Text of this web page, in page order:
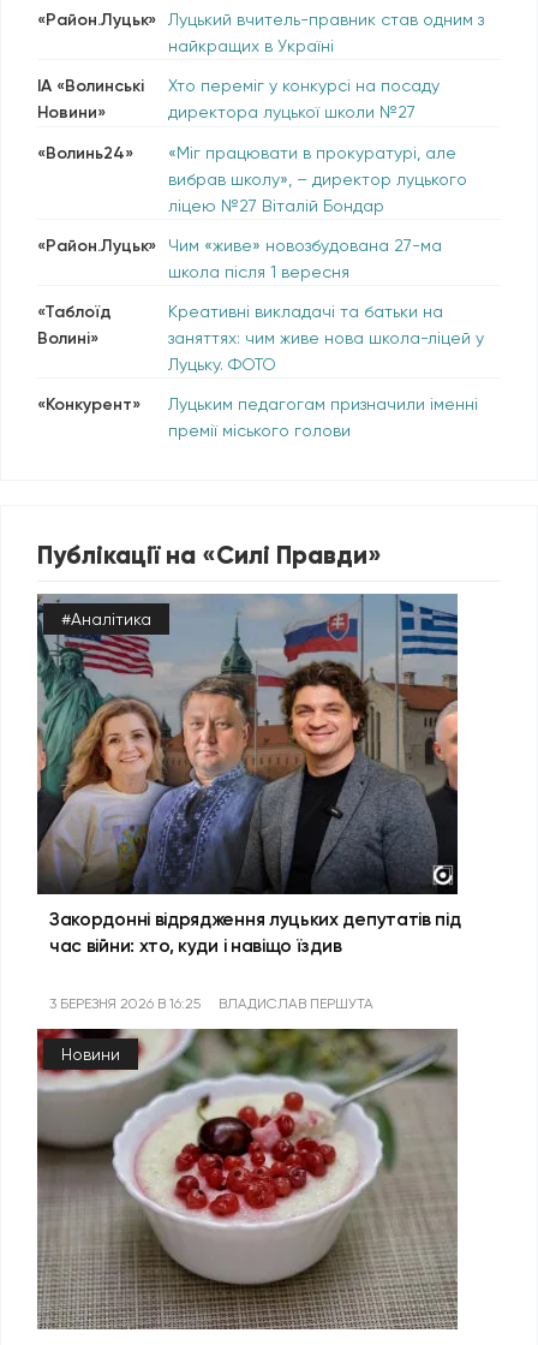
«Район.Луцьк»
Луцький вчитель-правник став одним з
найкращих в Україні
ІА «Волинські
Новини»
Хто переміг у конкурсі на посаду
директора луцької школи №27
«Волинь24»
«Міг працювати в прокуратурі, але
вибрав школу», – директор луцького
ліцею №27 Віталій Бондар
«Район.Луцьк»
Чим «живе» новозбудована 27-ма
школа після 1 вересня
«Таблоїд
Волині»
Креативні викладачі та батьки на
заняттях: чим живе нова школа-ліцей у
Луцьку. ФОТО
«Конкурент»
Луцьким педагогам призначили іменні
премії міського голови
Публікації на «Силі Правди»
#Аналітика
Закордонні відрядження луцьких депутатів під
час війни: хто, куди і навіщо їздив
3 БЕРЕЗНЯ 2026 В 16:25 ВЛАДИСЛАВ ПЕРШУТА
Новини